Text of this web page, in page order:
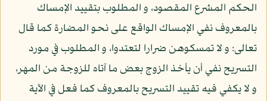
الحكم المشرع المقصود، و المطلوب بتقييد الإمساك
بالمعروف نفي الإمساك الواقع على نحو المضارة كما قال
تعالى: و لا تمسكوهن ضرارا لتعتدوا، و المطلوب في مورد
التسريح نفي أن يأخذ الزوج بعض ما آتاه للزوجة من المهر،
و لا يكفي فيه تقييد التسريح بالمعروف كما فعل في الآية